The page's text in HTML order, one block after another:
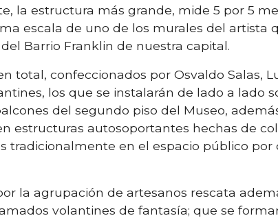
la estructura más grande, mide 5 por 5
escala de uno de los murales del artista
Barrio Franklin de nuestra capital.
total, confeccionados por Osvaldo Salas,
los que se instalarán de lado a lado
del segundo piso del Museo,
estructuras autosoportantes hechas de
tradicionalmente en el espacio público por
la agrupación de artesanos rescata
volantines de fantasía; que se